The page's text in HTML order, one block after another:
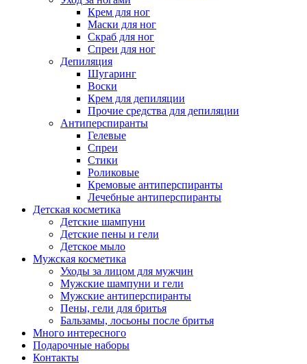
Крем для ног
Маски для ног
Скраб для ног
Спреи для ног
Депиляция
Шугаринг
Воски
Крем для депиляции
Прочие средства для депиляции
Антиперспиранты
Гелевые
Спреи
Стики
Роликовые
Кремовые антиперспиранты
Лечебные антиперспиранты
Детская косметика
Детские шампуни
Детские пены и гели
Детское мыло
Мужская косметика
Уходы за лицом для мужчин
Мужские шампуни и гели
Мужские антиперспиранты
Пены, гели для бритья
Бальзамы, лосьоны после бритья
Много интересного
Подарочные наборы
Контакты